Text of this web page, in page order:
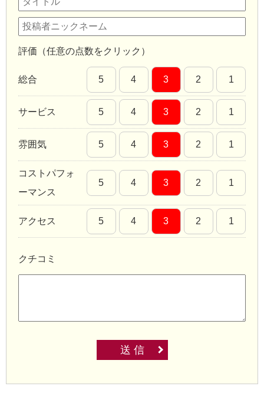
評価（任意の点数をクリック）
総合 5 4 3 2 1
サービス 5 4 3 2 1
雰囲気 5 4 3 2 1
コストパフォ
ーマンス
5 4 3 2 1
アクセス 5 4 3 2 1
クチコミ
送 信